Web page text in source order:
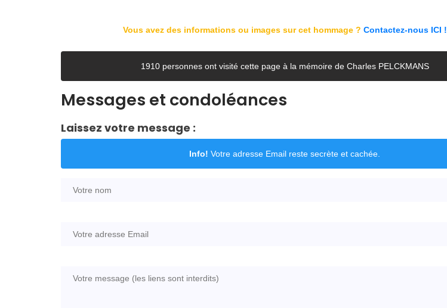
Vous avez des informations ou images sur cet hommage ? Contactez-nous ICI !
1910 personnes ont visité cette page à la mémoire de Charles PELCKMANS
Messages et condoléances
Laissez votre message :
Info! Votre adresse Email reste secrète et cachée.